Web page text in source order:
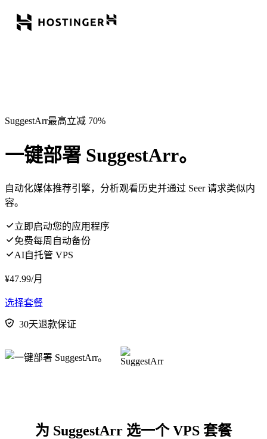
SuggestArr最高立减 70%
一键部署 SuggestArr。
自动化媒体推荐引擎，分析观看历史并通过 Seer 请求类似内
容。
立即启动您的应用程序
免费每周自动备份
AI自托管 VPS
¥47.99/月
选择套餐
30天退款保证
为 SuggestArr 选一个 VPS 套餐